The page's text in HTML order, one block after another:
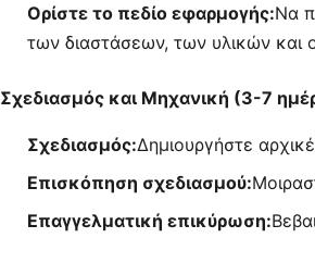
Ορίστε το πεδίο εφαρμογής:Να
των διαστάσεων, των υλικών και
Σχεδιασμός και Μηχανική (3-7
Σχεδιασμός:Δημιουργήστε
Επισκόπηση σχεδιασμού:
Επαγγελματική επικύρωση: